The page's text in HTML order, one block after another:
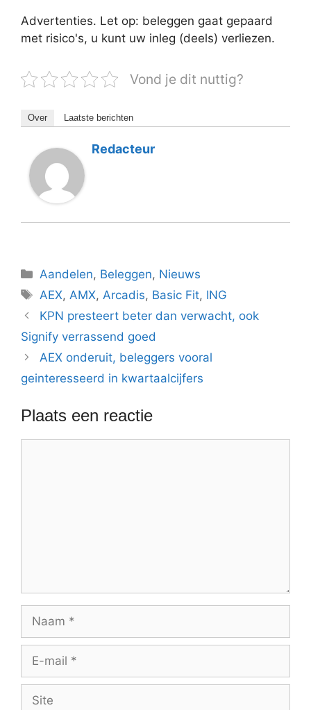
Advertenties. Let op: beleggen gaat gepaard
met risico's, u kunt uw inleg (deels) verliezen.
Vond je dit nuttig?
Over Laatste berichten
Redacteur
Categorieën
Aandelen, Beleggen, Nieuws
Tags
AEX, AMX, Arcadis, Basic Fit, ING
KPN presteert beter dan verwacht, ook
Signify verrassend goed
AEX onderuit, beleggers vooral
geinteresseerd in kwartaalcijfers
Plaats een reactie
Naam
Site